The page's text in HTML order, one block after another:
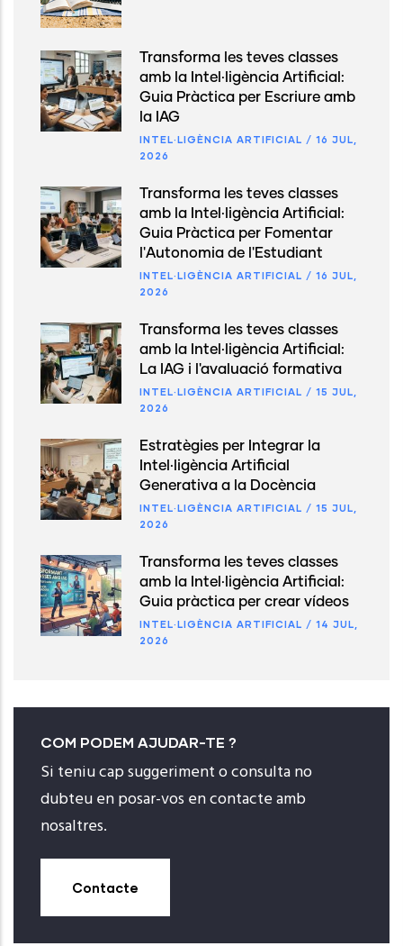
Transforma les teves classes
amb la Intel·ligència Artificial:
Guia Pràctica per Escriure amb
la IAG
INTEL·LIGÈNCIA ARTIFICIAL / 16 JUL,
2026
Transforma les teves classes
amb la Intel·ligència Artificial:
Guia Pràctica per Fomentar
l'Autonomia de l'Estudiant
INTEL·LIGÈNCIA ARTIFICIAL / 16 JUL,
2026
Transforma les teves classes
amb la Intel·ligència Artificial:
La IAG i l'avaluació formativa
INTEL·LIGÈNCIA ARTIFICIAL / 15 JUL,
2026
Estratègies per Integrar la
Intel·ligència Artificial
Generativa a la Docència
INTEL·LIGÈNCIA ARTIFICIAL / 15 JUL,
2026
Transforma les teves classes
amb la Intel·ligència Artificial:
Guia pràctica per crear vídeos
INTEL·LIGÈNCIA ARTIFICIAL / 14 JUL,
2026
COM PODEM AJUDAR-TE ?
Si teniu cap suggeriment o consulta no
dubteu en posar-vos en contacte amb
nosaltres.
Contacte